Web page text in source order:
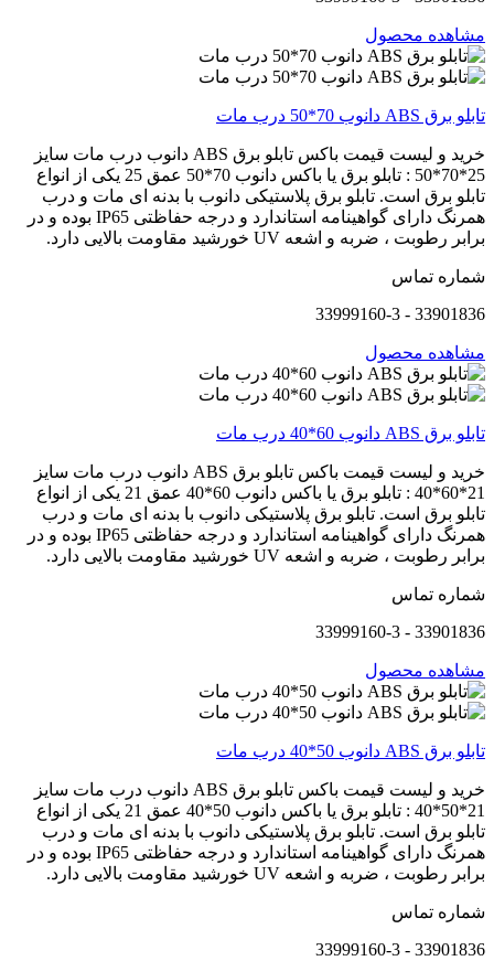
مشاهده محصول
تابلو برق ABS دانوب 70*50 درب مات
خرید و لیست قیمت باکس تابلو برق ABS دانوب درب مات سایز
25*70*50 : تابلو برق یا باکس دانوب 70*50 عمق 25 یکی از انواع
تابلو برق است. تابلو برق پلاستیکی دانوب با بدنه ای مات و درب
همرنگ دارای گواهینامه استاندارد و درجه حفاظتی IP65 بوده و در
برابر رطوبت ، ضربه و اشعه UV خورشید مقاومت بالایی دارد.
شماره تماس
33901836 - 33999160-3
مشاهده محصول
تابلو برق ABS دانوب 60*40 درب مات
خرید و لیست قیمت باکس تابلو برق ABS دانوب درب مات سایز
21*60*40 : تابلو برق یا باکس دانوب 60*40 عمق 21 یکی از انواع
تابلو برق است. تابلو برق پلاستیکی دانوب با بدنه ای مات و درب
همرنگ دارای گواهینامه استاندارد و درجه حفاظتی IP65 بوده و در
برابر رطوبت ، ضربه و اشعه UV خورشید مقاومت بالایی دارد.
شماره تماس
33901836 - 33999160-3
مشاهده محصول
تابلو برق ABS دانوب 50*40 درب مات
خرید و لیست قیمت باکس تابلو برق ABS دانوب درب مات سایز
21*50*40 : تابلو برق یا باکس دانوب 50*40 عمق 21 یکی از انواع
تابلو برق است. تابلو برق پلاستیکی دانوب با بدنه ای مات و درب
همرنگ دارای گواهینامه استاندارد و درجه حفاظتی IP65 بوده و در
برابر رطوبت ، ضربه و اشعه UV خورشید مقاومت بالایی دارد.
شماره تماس
33901836 - 33999160-3